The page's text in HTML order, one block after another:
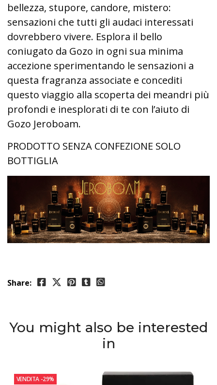
bellezza, stupore, candore, mistero:
sensazioni che tutti gli audaci interessati
dovrebbero vivere. Esplora il bello
coniugato da Gozo in ogni sua minima
accezione sperimentando le sensazioni a
questa fragranza associate e concediti
questo viaggio alla scoperta dei meandri più
profondi e inesplorati di te con l’aiuto di
Gozo Jeroboam.
PRODOTTO SENZA CONFEZIONE SOLO
BOTTIGLIA
Share:
You might also be interested
in
VENDITA -29%